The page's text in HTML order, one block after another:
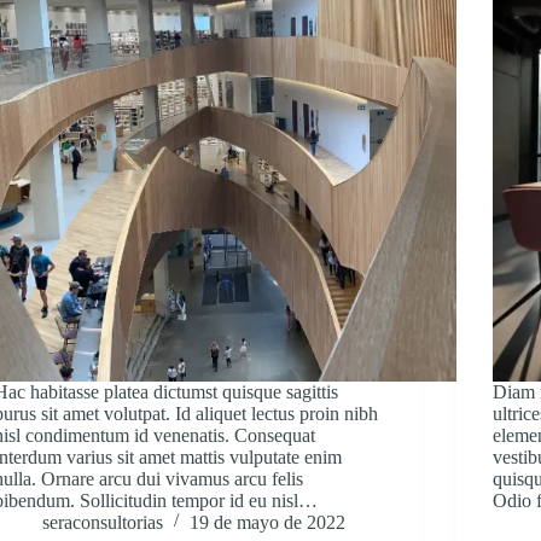
habitasse platea dictumst quisque sagittis
sit amet volutpat. Id aliquet lectus proin nibh
condimentum id venenatis. Consequat
varius sit amet mattis vulputate enim
Ornare arcu dui vivamus arcu felis
Sollicitudin tempor id eu nisl…
seraconsultorias
19 de mayo de 2022
Diam
Odio